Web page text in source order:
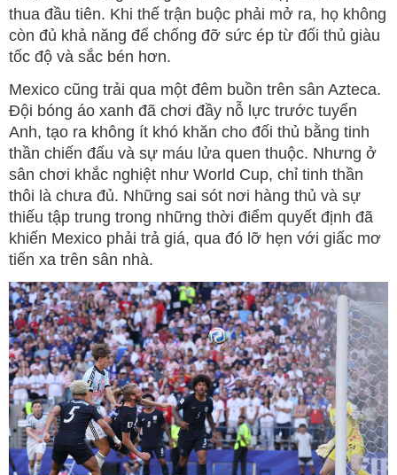
thua đầu tiên. Khi thế trận buộc phải mở ra, họ không
còn đủ khả năng để chống đỡ sức ép từ đối thủ giàu
tốc độ và sắc bén hơn.
Mexico cũng trải qua một đêm buồn trên sân Azteca.
Đội bóng áo xanh đã chơi đầy nỗ lực trước tuyển
Anh, tạo ra không ít khó khăn cho đối thủ bằng tinh
thần chiến đấu và sự máu lửa quen thuộc. Nhưng ở
sân chơi khắc nghiệt như World Cup, chỉ tinh thần
thôi là chưa đủ. Những sai sót nơi hàng thủ và sự
thiếu tập trung trong những thời điểm quyết định đã
khiến Mexico phải trả giá, qua đó lỡ hẹn với giấc mơ
tiến xa trên sân nhà.